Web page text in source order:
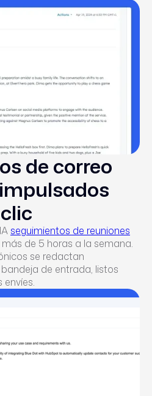
de correo
seguimientos de reuniones
de 5 horas a la semana.
se redactan
de entrada, listos
envíes.